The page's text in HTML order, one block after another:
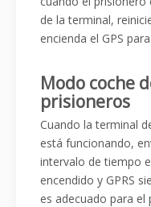
de la terminal,
encienda el GPS
Modo coche
prisioneros
Cuando la terminal
está funcionando,
intervalo de tiempo
encendido y GPRS
es adecuado para